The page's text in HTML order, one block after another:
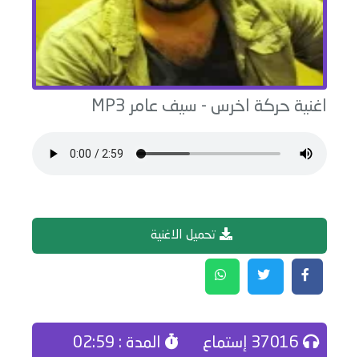
اغنية حركة اخرس - سيف عامر
تحميل الاغنية
المدة : 02:59